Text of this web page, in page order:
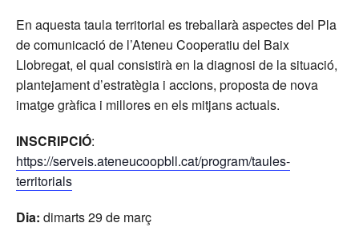
En aquesta taula territorial es treballarà aspectes del Pla
de comunicació de l’Ateneu Cooperatiu del Baix
Llobregat, el qual consistirà en la diagnosi de la situació,
plantejament d’estratègia i accions, proposta de nova
imatge gràfica i millores en els mitjans actuals.
INSCRIPCIÓ:
https://serveis.ateneucoopbll.cat/program/taules-
territorials
Dia: dimarts 29 de març